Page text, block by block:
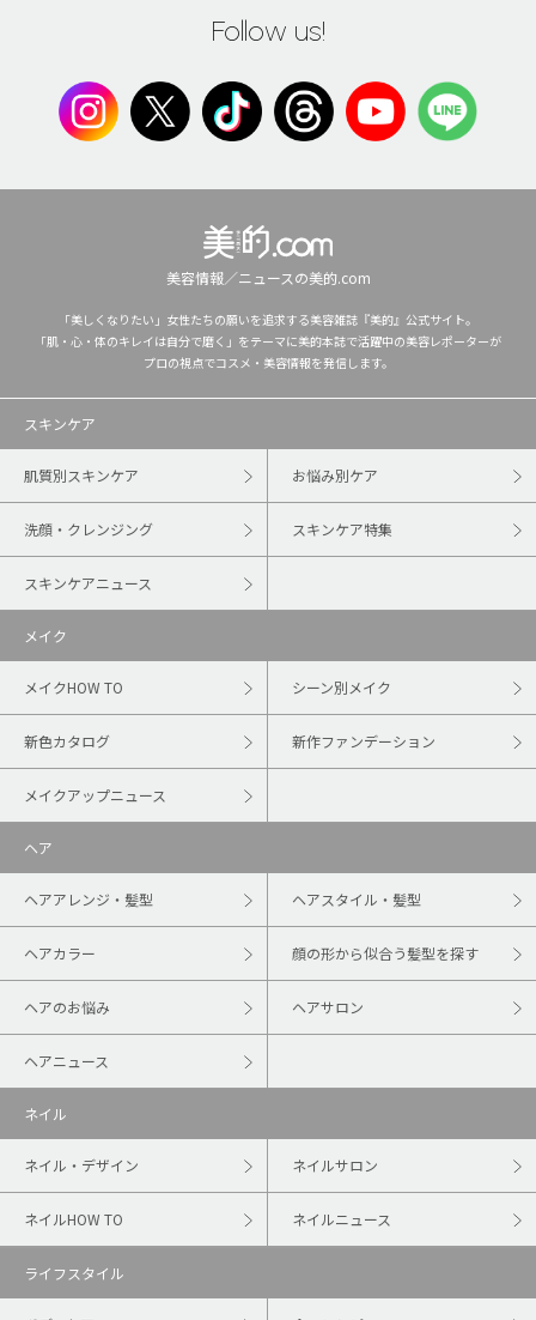
Follow us!
美容情報／ニュースの美的.com
「美しくなりたい」女性たちの願いを追求する美容雑誌『美的』公式サイト。
「肌・心・体のキレイは自分で磨く」をテーマに美的本誌で活躍中の美容レポーターが
プロの視点でコスメ・美容情報を発信します。
スキンケア
肌質別スキンケア お悩み別ケア
洗顔・クレンジング スキンケア特集
スキンケアニュース
メイク
メイクHOW TO シーン別メイク
新色カタログ 新作ファンデーション
メイクアップニュース
ヘア
ヘアアレンジ・髪型 ヘアスタイル・髪型
ヘアカラー 顔の形から似合う髪型を探す
ヘアのお悩み ヘアサロン
ヘアニュース
ネイル
ネイル・デザイン ネイルサロン
ネイルHOW TO ネイルニュース
ライフスタイル